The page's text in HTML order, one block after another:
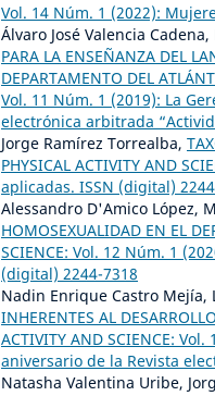
Vol. 14 Núm. 1 (2022):
Álvaro José Valencia
PARA LA ENSEÑANZA DEL
DEPARTAMENTO DEL
Vol. 11 Núm. 1 (2019): La
electrónica arbitrada
Jorge Ramírez Torrealba,
PHYSICAL ACTIVITY AND
aplicadas. ISSN (digital)
Alessandro D'Amico López,
HOMOSEXUALIDAD EN EL
SCIENCE: Vol. 12 Núm. 1
(digital) 2244-7318
Nadin Enrique Castro
INHERENTES AL
ACTIVITY AND SCIENCE:
aniversario de la Revista
Natasha Valentina Uribe,